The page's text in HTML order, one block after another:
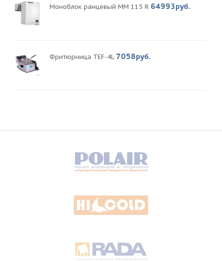
Моноблок ранцевый MM 115 R 64993руб.
Фритюрница TEF-4L 7058руб.